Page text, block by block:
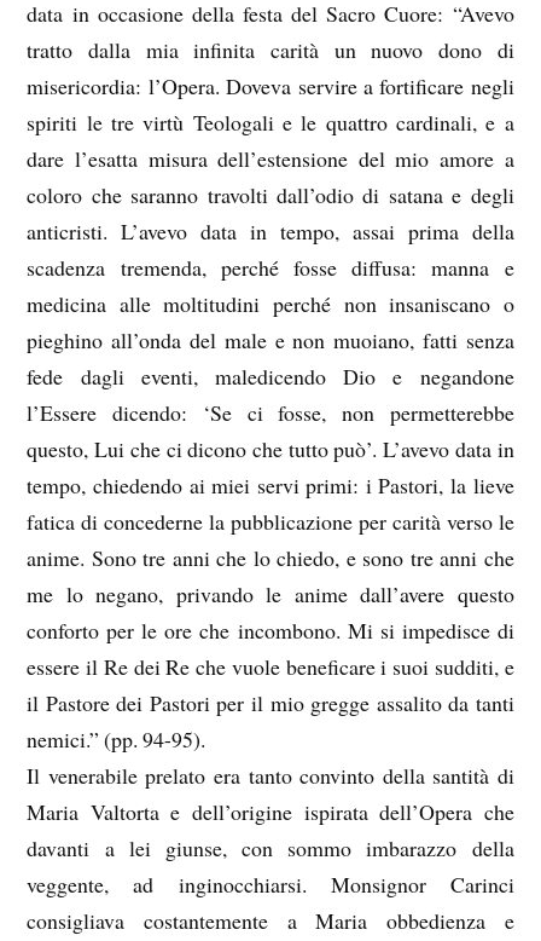
data in occasione della festa del Sacro Cuore: “Avevo
tratto dalla mia infinita carità un nuovo dono di
misericordia: l’Opera. Doveva servire a fortificare negli
spiriti le tre virtù Teologali e le quattro cardinali, e a
dare l’esatta misura dell’estensione del mio amore a
coloro che saranno travolti dall’odio di satana e degli
anticristi. L’avevo data in tempo, assai prima della
scadenza tremenda, perché fosse diffusa: manna e
medicina alle moltitudini perché non insaniscano o
pieghino all’onda del male e non muoiano, fatti senza
fede dagli eventi, maledicendo Dio e negandone
l’Essere dicendo: ‘Se ci fosse, non permetterebbe
questo, Lui che ci dicono che tutto può’. L’avevo data in
tempo, chiedendo ai miei servi primi: i Pastori, la lieve
fatica di concederne la pubblicazione per carità verso le
anime. Sono tre anni che lo chiedo, e sono tre anni che
me lo negano, privando le anime dall’avere questo
conforto per le ore che incombono. Mi si impedisce di
essere il Re dei Re che vuole beneficare i suoi sudditi, e
il Pastore dei Pastori per il mio gregge assalito da tanti
nemici.” (pp. 94-95).
Il venerabile prelato era tanto convinto della santità di
Maria Valtorta e dell’origine ispirata dell’Opera che
davanti a lei giunse, con sommo imbarazzo della
veggente, ad inginocchiarsi. Monsignor Carinci
consigliava costantemente a Maria obbedienza e